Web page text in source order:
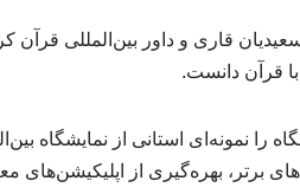
قاری و داور بین‌المللی قرآن
قرآن دانست.
را نمونه‌ای استانی از
برتر، بهره‌گیری از